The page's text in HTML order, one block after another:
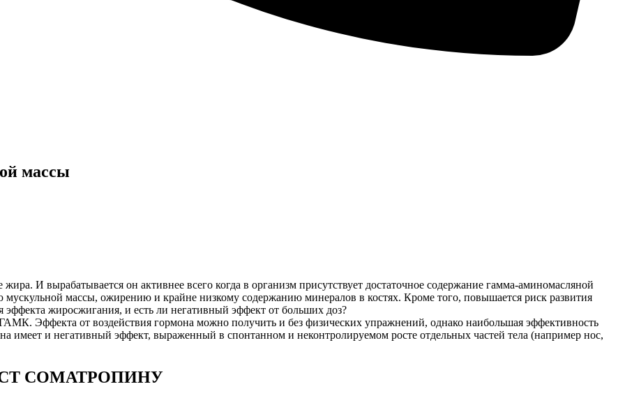
массы
И вырабатывается он активнее всего когда в организм присутствует достаточное содержание гамма-аминомасляной
массы, ожирению и крайне низкому содержанию минералов в костях. Кроме того, повышается риск развития
жиросжигания, и есть ли негативный эффект от больших доз?
Эффекта от воздействия гормона можно получить и без физических упражнений, однако наибольшая эффективность
имеет и негативный эффект, выраженный в спонтанном и неконтролируемом росте отдельных частей тела (например нос,
СОМАТРОПИНУ